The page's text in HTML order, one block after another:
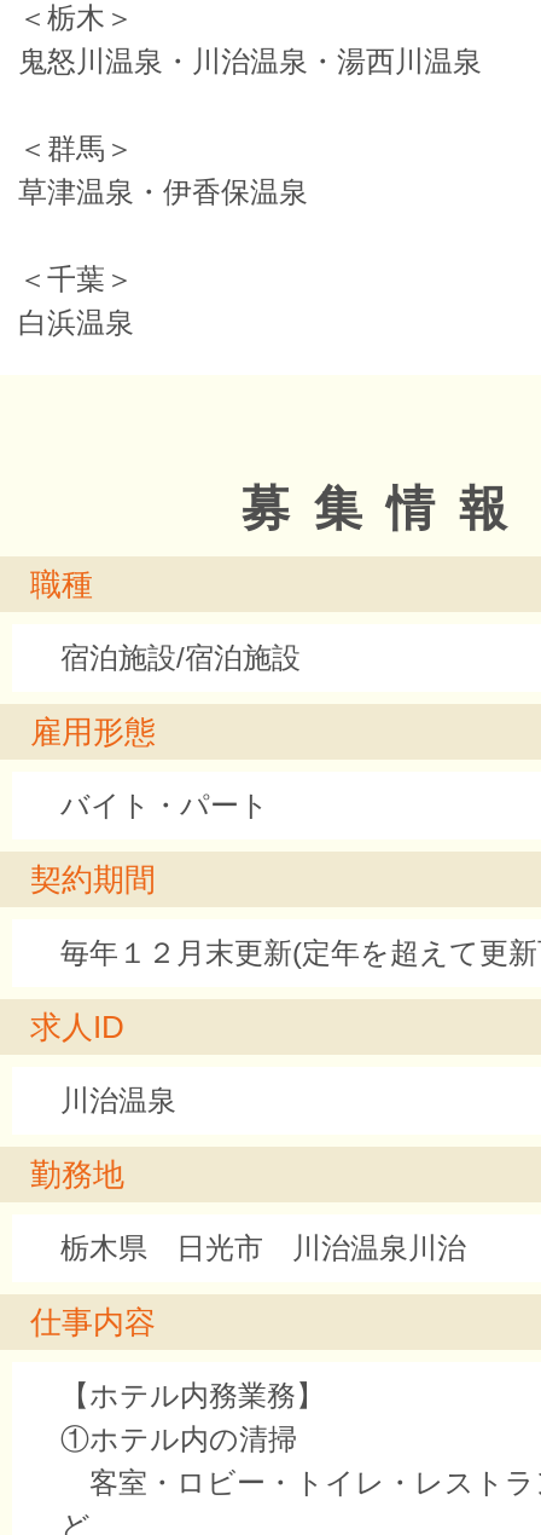
＜栃木＞
鬼怒川温泉・川治温泉・湯西川温泉
＜群馬＞
草津温泉・伊香保温泉
＜千葉＞
白浜温泉
募集情報
職種
宿泊施設/宿泊施設
雇用形態
バイト・パート
契約期間
毎年１２月末更新(定年を超えて更
求人ID
川治温泉
勤務地
栃木県 日光市 川治温泉川治
仕事内容
【ホテル内務業務】
①ホテル内の清掃
客室・ロビー・トイレ・レストラ
ど